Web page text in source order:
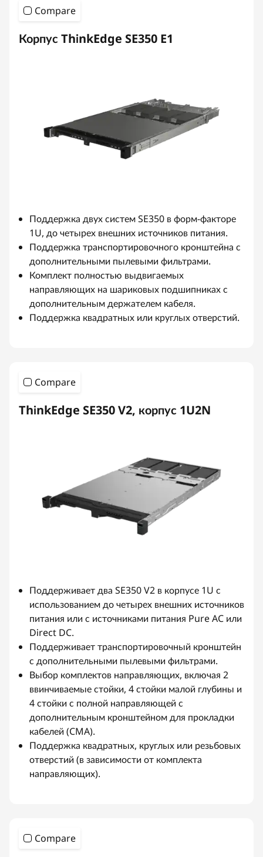
Compare
Корпус ThinkEdge SE350 E1
Поддержка двух систем SE350 в форм-факторе
1U, до четырех внешних источников питания.
Поддержка транспортировочного кронштейна с
дополнительными пылевыми фильтрами.
Комплект полностью выдвигаемых
направляющих на шариковых подшипниках с
дополнительным держателем кабеля.
Поддержка квадратных или круглых отверстий.
Compare
ThinkEdge SE350 V2, корпус 1U2N
Поддерживает два SE350 V2 в корпусе 1U с
использованием до четырех внешних источников
питания или с источниками питания Pure AC или
Direct DC.
Поддерживает транспортировочный кронштейн
с дополнительными пылевыми фильтрами.
Выбор комплектов направляющих, включая 2
ввинчиваемые стойки, 4 стойки малой глубины и
4 стойки с полной направляющей с
дополнительным кронштейном для прокладки
кабелей (CMA).
Поддержка квадратных, круглых или резьбовых
отверстий (в зависимости от комплекта
направляющих).
Compare